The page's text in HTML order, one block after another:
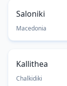
Saloniki
Macedonia
Kallithea
Chalkidiki